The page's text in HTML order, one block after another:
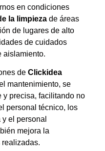
en condiciones
la limpieza de áreas
de lugares de alto
de cuidados
aislamiento.
de Clickidea
mantenimiento, se
y precisa, facilitando no
personal técnico, los
el personal
mejora la